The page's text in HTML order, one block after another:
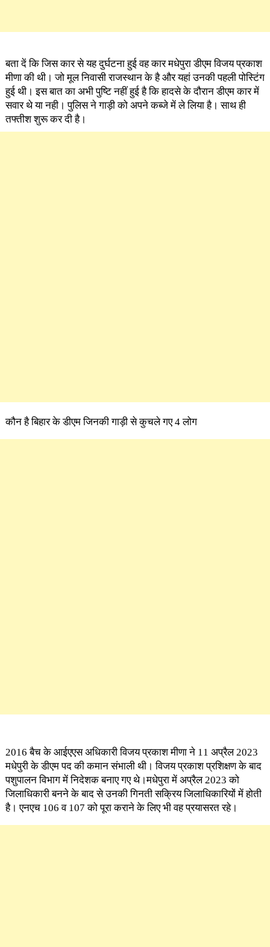
बता दें कि जिस कार से यह दुर्घटना हुई वह कार मधेपुरा डीएम विजय प्रकाश
मीणा की थी। जो मूल निवासी राजस्थान के है और यहां उनकी पहली पोस्टिंग
हुई थी। इस बात का अभी पुष्टि नहीं हुई है कि हादसे के दौरान डीएम कार में
सवार थे या नही। पुलिस ने गाड़ी को अपने कब्जे में ले लिया है। साथ ही
तफ्तीश शुरू कर दी है।
कौन है बिहार के डीएम जिनकी गाड़ी से कुचले गए 4 लोग
2016 बैच के आईएएस अधिकारी विजय प्रकाश मीणा ने 11 अप्रैल 2023
मधेपुरी के डीएम पद की कमान संभाली थी। विजय प्रकाश प्रशिक्षण के बाद
पशुपालन विभाग में निदेशक बनाए गए थे।मधेपुरा में अप्रैल 2023 को ​
जिलाधिकारी बनने के बाद से उनकी गिनती सक्रिय जिलाधिकारियों में होती
है। एनएच 106 व 107 को पूरा कराने के लिए भी वह प्रयासरत रहे।